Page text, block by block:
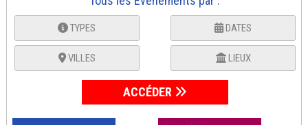
TYPES DATES
VILLES LIEUX
ACCÉDER